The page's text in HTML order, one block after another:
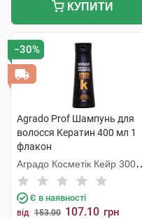
КУПИТИ
−30%
Agrado Prof Шампунь для
волосся Кератин 400 мл 1
флакон
Аградо Косметік Кейр 3000
С.Л.У.
Є в наявності
від 153.00 107.10 грн